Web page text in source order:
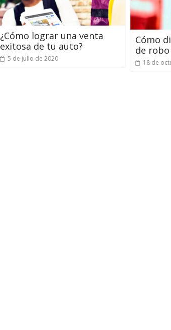
¿Cómo lograr una venta
exitosa de tu auto?
5 de julio de 2020
Cómo
de
18 de